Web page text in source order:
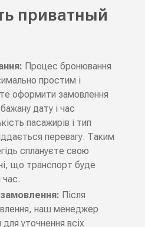
приватный
Процес бронювання
простим і
оформити замовлення
дату і час
пасажирів і тип
перевагу. Таким
сплануєте свою
що транспорт буде
час.
Після
наш менеджер
уточнення всіх